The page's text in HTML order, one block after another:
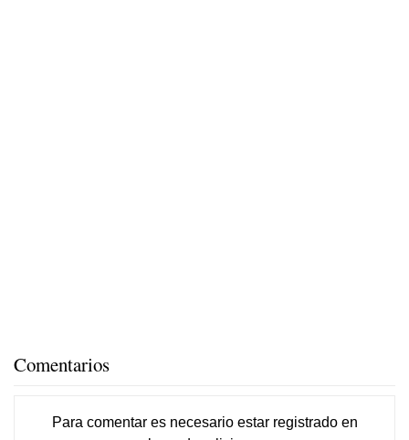
Comentarios
Para comentar es necesario estar registradoen